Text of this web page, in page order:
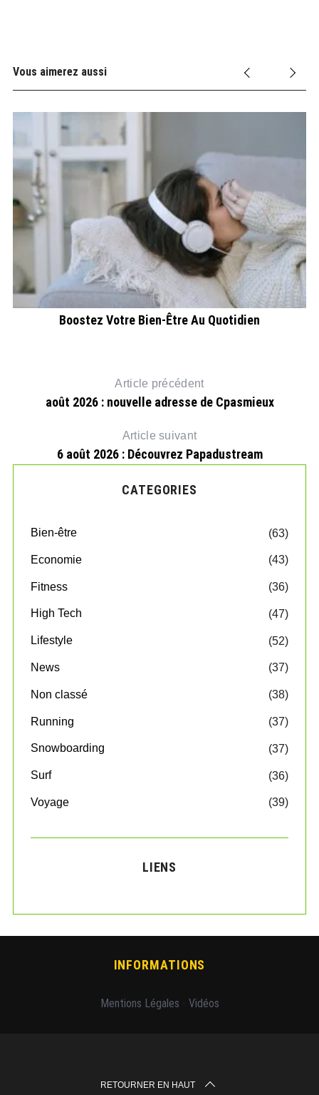
Vous aimerez aussi
Boostez Votre Bien-Être Au Quotidien
Article précédent
août 2026 : nouvelle adresse de Cpasmieux
Article suivant
6 août 2026 : Découvrez Papadustream
CATEGORIES
Bien-être (63)
Economie (43)
Fitness (36)
High Tech (47)
Lifestyle (52)
News (37)
Non classé (38)
Running (37)
Snowboarding (37)
Surf (36)
Voyage (39)
LIENS
INFORMATIONS
Mentions Légales Vidéos
RETOURNER EN HAUT